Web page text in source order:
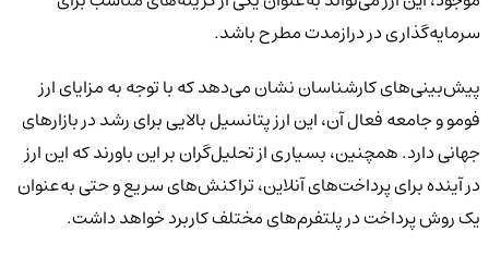
سرمایه‌گذاری در درازمدت مطرح باشد.
پیش‌بینی‌های کارشناسان نشان می‌دهد که با توجه به مزایای ارز
فومو و جامعه فعال آن، این ارز پتانسیل بالایی برای رشد در بازارهای
جهانی دارد. همچنین، بسیاری از تحلیل‌گران بر این باورند که این ارز
در آینده برای پرداخت‌های آنلاین، تراکنش‌های سریع و حتی به‌عنوان
یک روش پرداخت در پلتفرم‌های مختلف کاربرد خواهد داشت.